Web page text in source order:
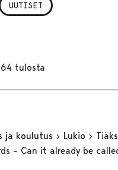
UUTISET
tulosta
ja koulutus Lukio
– Can it already be